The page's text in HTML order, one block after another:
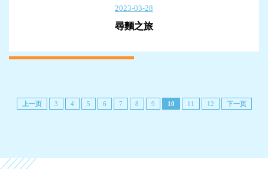
2023-03-28
尋麵之旅
上一页 3 4 5 6 7 8 9 10 11 12 下一页